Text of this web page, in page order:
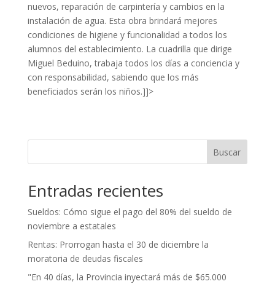
nuevos, reparación de carpintería y cambios en la
instalación de agua. Esta obra brindará mejores
condiciones de higiene y funcionalidad a todos los
alumnos del establecimiento. La cuadrilla que dirige
Miguel Beduino, trabaja todos los días a conciencia y
con responsabilidad, sabiendo que los más
beneficiados serán los niños.]]>
Buscar
Entradas recientes
Sueldos: Cómo sigue el pago del 80% del sueldo de
noviembre a estatales
Rentas: Prorrogan hasta el 30 de diciembre la
moratoria de deudas fiscales
"En 40 días, la Provincia inyectará más de $65.000